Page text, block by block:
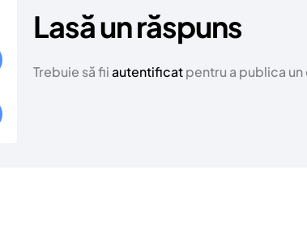
Lasă un răspuns
Trebuie să fiiautentificatpentru a publica